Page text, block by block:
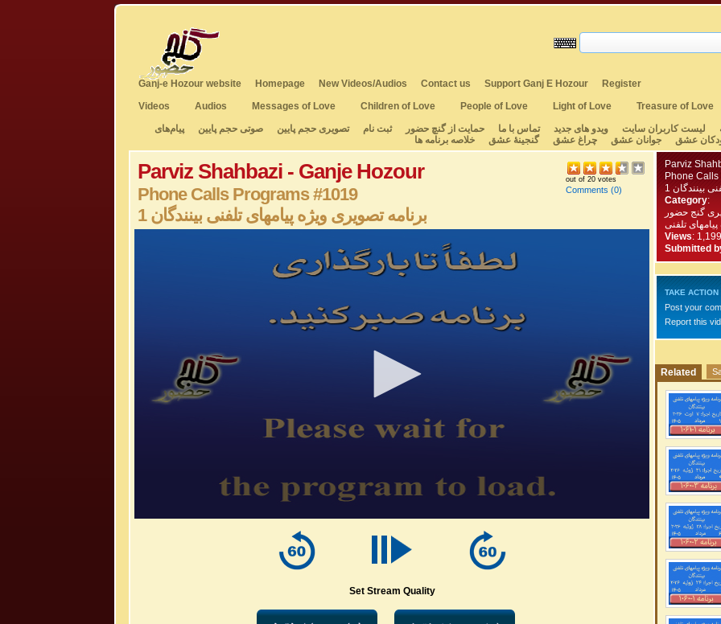
Ganj-e Hozour website Homepage New Videos/Audios Contact us Support Ganj E Hozour
Register
Videos
Audios Messages of Love Children of Love People of Love Light of Love Treasure of Love
لیست کاربران سایت ویدو های جدید تماس با ما حمایت از گنچ حضور ثبت نام تصویری حجم پایین صوتی حجم پایین
پیام‌های
عشق جوانان عشق چراغ عشق گنجینهٔ عشق خلاصه برنامه ها
Parviz Shahbazi - Ganje Hozour
Phone Calls Programs #1019
1 برنامه تصویری ویژه پیامهای تلفنی بینندگان
out of 20 votes
Comments (0)
Set Stream Quality
Parviz
Phone
بینندگان
Category:
گنج حضور
تلفنی
Views: 1,199
Submitted
TAKE ACTION
Post your
Report this
Related